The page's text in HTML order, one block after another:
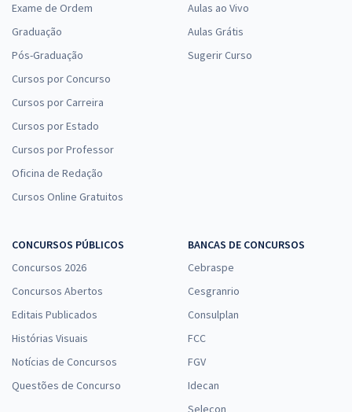
Exame de Ordem
Graduação
Pós-Graduação
Cursos por Concurso
Cursos por Carreira
Cursos por Estado
Cursos por Professor
Oficina de Redação
Cursos Online Gratuitos
Aulas ao Vivo
Aulas Grátis
Sugerir Curso
CONCURSOS PÚBLICOS
Concursos 2026
Concursos Abertos
Editais Publicados
Histórias Visuais
Notícias de Concursos
Questões de Concurso
BANCAS DE CONCURSOS
Cebraspe
Cesgranrio
Consulplan
FCC
FGV
Idecan
Selecon